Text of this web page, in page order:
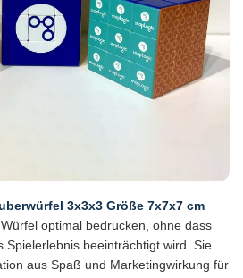
3x3x3 Größe 7x7x7 cm
optimal bedrucken, ohne dass
Spielerlebnis beeinträchtigt wird. Sie
aus Spaß und Marketingwirkung für